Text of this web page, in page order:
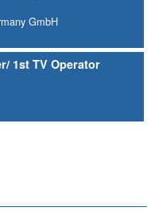
GmbH
1st TV Operator